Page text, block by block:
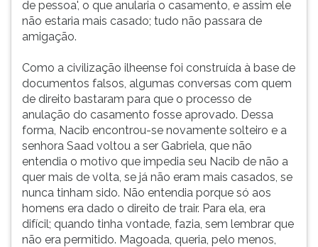
de pessoa', o que anularia o casamento, e assim ele
não estaria mais casado; tudo não passara de
amigação.
Como a civilização ilheense foi construída à base de
documentos falsos, algumas conversas com quem
de direito bastaram para que o processo de
anulação do casamento fosse aprovado. Dessa
forma, Nacib encontrou-se novamente solteiro e a
senhora Saad voltou a ser Gabriela, que não
entendia o motivo que impedia seu Nacib de não a
quer mais de volta, se já não eram mais casados, se
nunca tinham sido. Não entendia porque só aos
homens era dado o direito de trair. Para ela, era
difícil; quando tinha vontade, fazia, sem lembrar que
não era permitido. Magoada, queria, pelo menos,